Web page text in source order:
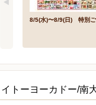
8/5(水)〜8/9(日) 特別
イトーヨーカドー/南